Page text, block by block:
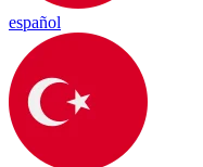
español